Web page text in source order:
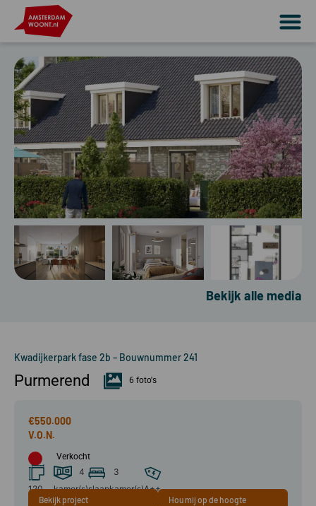
Bekijk alle media
Kwadijkerpark fase 2b – Bouwnummer 241
Purmerend 6 foto's
€550.000
Verkocht
120
4
kamer(s)
3
slaapkamer(s)A++
Bekijk project Hou mij op de hoogte